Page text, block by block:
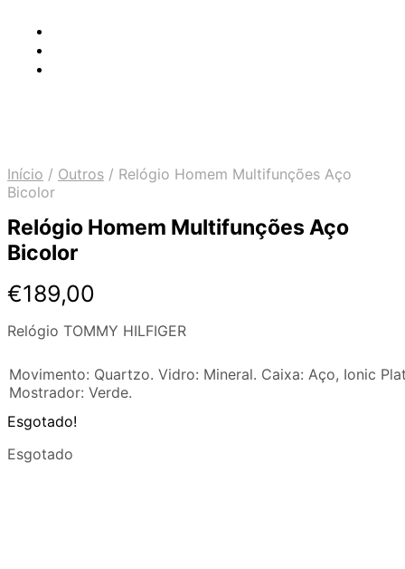
Início / Outros / Relógio Homem Multifunções Aço
Bicolor
Relógio Homem Multifunções Aço
Bicolor
€189,00
Relógio TOMMY HILFIGER
Movimento: Quartzo. Vidro: Mineral. Caixa: Aço, Ionic
Mostrador: Verde.
Esgotado!
Esgotado